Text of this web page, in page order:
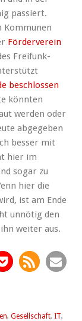
passiert.
Kommunen
Förderverein
Freifunk-
beschlossen
könnten
werden oder
abgegeben
besser mit
hier im
sogar zu
hier die
ist am Ende
unnötig den
weiter aus.
, Gesellschaft, IT,